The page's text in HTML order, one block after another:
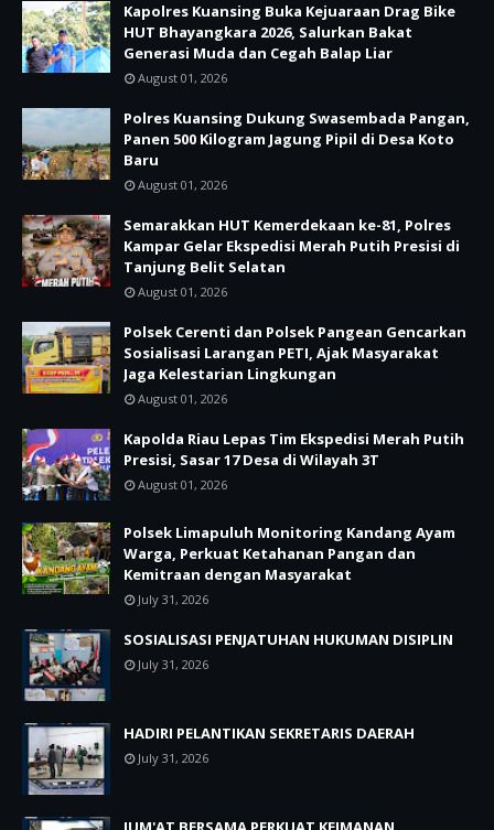
Kapolres Kuansing Buka Kejuaraan Drag Bike
HUT Bhayangkara 2026, Salurkan Bakat
Generasi Muda dan Cegah Balap Liar
August 01, 2026
Polres Kuansing Dukung Swasembada Pangan,
Panen 500 Kilogram Jagung Pipil di Desa Koto
Baru
August 01, 2026
Semarakkan HUT Kemerdekaan ke-81, Polres
Kampar Gelar Ekspedisi Merah Putih Presisi di
Tanjung Belit Selatan
August 01, 2026
Polsek Cerenti dan Polsek Pangean Gencarkan
Sosialisasi Larangan PETI, Ajak Masyarakat
Jaga Kelestarian Lingkungan
August 01, 2026
Kapolda Riau Lepas Tim Ekspedisi Merah Putih
Presisi, Sasar 17 Desa di Wilayah 3T
August 01, 2026
Polsek Limapuluh Monitoring Kandang Ayam
Warga, Perkuat Ketahanan Pangan dan
Kemitraan dengan Masyarakat
July 31, 2026
SOSIALISASI PENJATUHAN HUKUMAN DISIPLIN
July 31, 2026
HADIRI PELANTIKAN SEKRETARIS DAERAH
July 31, 2026